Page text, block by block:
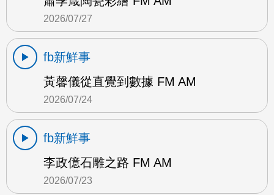
2026/07/27
fb新鮮事
黃馨儀從直覺到數據 FM AM
2026/07/24
fb新鮮事
李政億石雕之路 FM AM
2026/07/23